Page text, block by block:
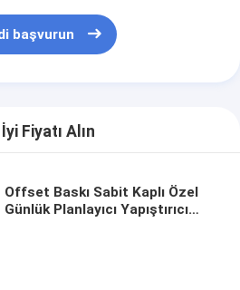
başvurun
İyi Fiyatı Alın
Offset Baskı Sabit Kaplı Özel
Günlük Planlayıcı Yapıştırıcı